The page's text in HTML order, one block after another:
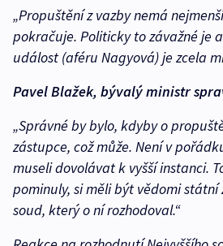
„Propuštění z vazby nemá
pokračuje. Politicky to závažné je
událost (aféru Nagyová) je zcela
Pavel Blažek, bývalý ministr
„Správné by bylo, kdyby o
zástupce, což může. Není v
museli dovolávat k vyšší instanci.
pominuly, si měli být vědomi
soud, který o ní rozhodoval.“